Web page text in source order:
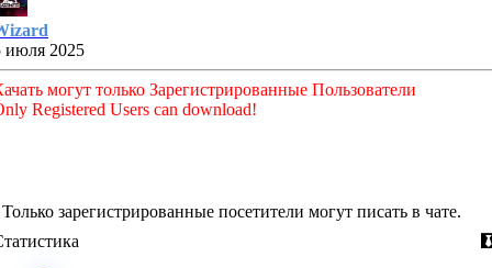
июля 2025
могут только Зарегистрированные Пользователи
Registered Users can download!
Только зарегистрированные посетители могут писать в чате.